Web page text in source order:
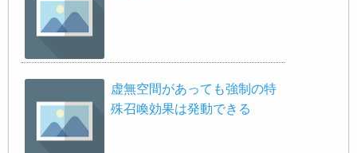
虚無空間があっても強制の特
殊召喚効果は発動できる